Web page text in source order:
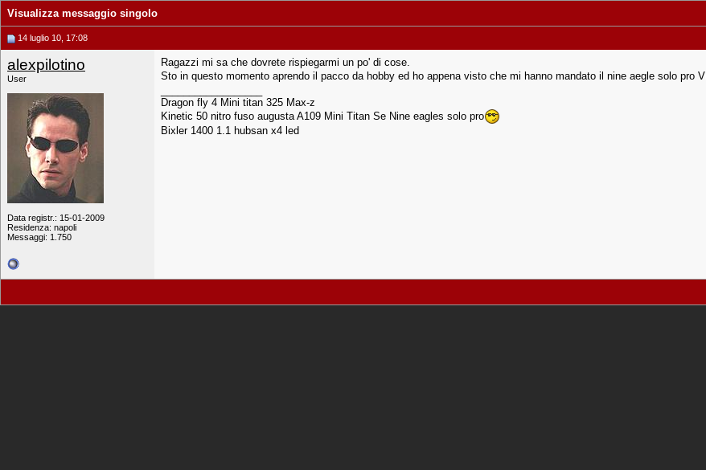
Visualizza messaggio singolo
14 luglio 10, 17:08
alexpilotino
User
Data registr.: 15-01-2009
Residenza: napoli
Messaggi: 1.750
Ragazzi mi sa che dovrete rispiegarmi un po' di cose.
Sto in questo momento aprendo il pacco da hobby ed ho appena visto che mi hanno mandato il nine aegle solo pro V
Dragon fly 4 Mini titan 325 Max-z
Kinetic 50 nitro fuso augusta A109 Mini Titan Se Nine eagles solo pro
Bixler 1400 1.1 hubsan x4 led